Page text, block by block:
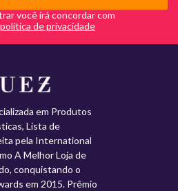
você irá concordar com
em Produtos
Lista de
pela International
A Melhor Loja de
conquistando o
em 2015. Prêmio